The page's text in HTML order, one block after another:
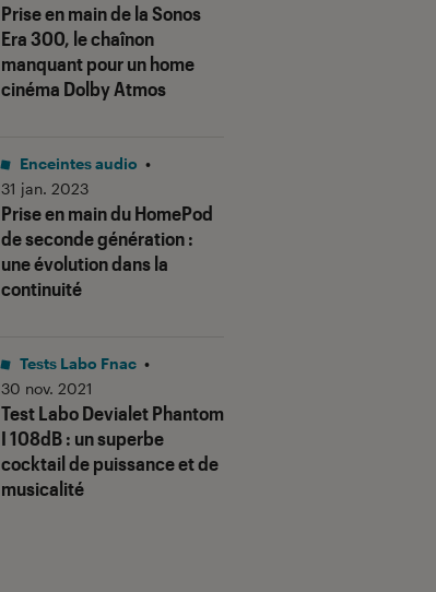
Prise en main de la Sonos
Era 300, le chaînon
manquant pour un home
cinéma Dolby Atmos
Prise en main du HomePod
de seconde génération :
une évolution dans la
continuité
Enceintes audio •
31 jan. 2023
Test Labo Devialet Phantom
I 108dB : un superbe
cocktail de puissance et de
musicalité
Tests Labo Fnac •
30 nov. 2021